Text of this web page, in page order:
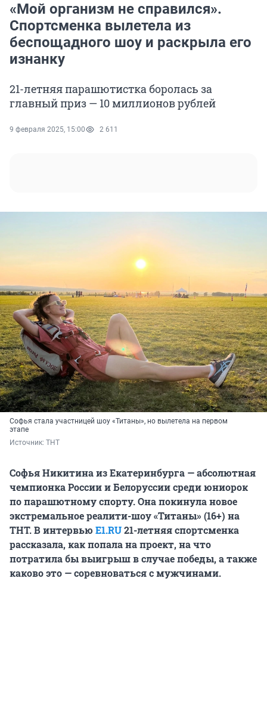
«Мой организм не справился».
Спортсменка вылетела из
беспощадного шоу и раскрыла его
изнанку
21-летняя парашютистка боролась за
главный приз — 10 миллионов рублей
9 февраля 2025, 15:00 2 611
Софья стала участницей шоу «Титаны», но вылетела на первом
этапе
Источник: ТНТ
Софья Никитина из Екатеринбурга — абсолютная
чемпионка России и Белоруссии среди юниорок
по парашютному спорту. Она покинула новое
экстремальное реалити-шоу «Титаны» (16+) на
ТНТ. В интервьюE1.RU21-летняя спортсменка
рассказала, как попала на проект, на что
потратила бы выигрыш в случае победы, а также
каково это — соревноваться с мужчинами.